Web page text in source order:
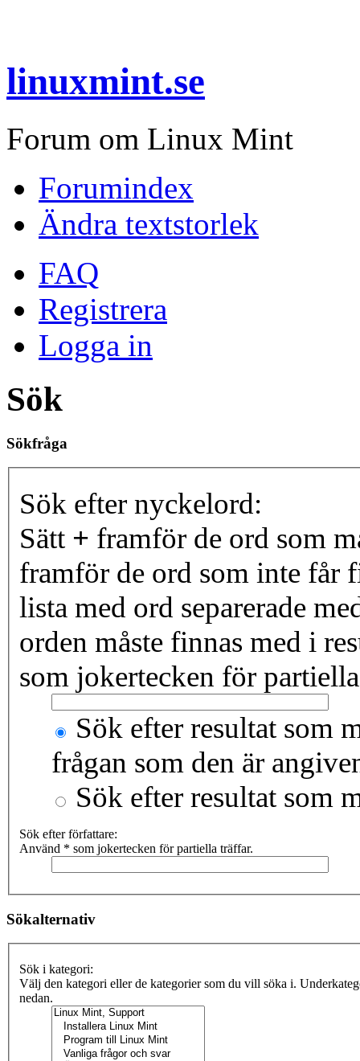
linuxmint.se
Forum om Linux Mint
Forumindex
Ändra textstorlek
FAQ
Registrera
Logga in
Sök
Sökfråga
Sök efter nyckelord:
Sätt + framför de ord som
framför de ord som inte får
lista med ord separerade
orden måste finnas med i
som jokertecken för
Sök efter resultat som
frågan som den är
Sök efter resultat som
Sök efter författare:
Använd * som jokertecken för partiella träffar.
Sökalternativ
Sök i kategori:
Välj den kategori eller de kategorier som du vill söka i.
nedan.